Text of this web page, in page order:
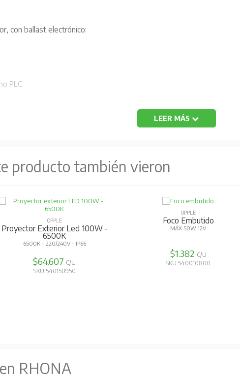
con ballast electrónico:
PLC.
acabado blanco, reflector de aluminio, sin vidrio.
LEER MÁS
producto también vieron
Exterior Led 100W -
6500K
6500K - 220/240V - IP66
$64.607C/U
SKU 540150950
Foco Embutido
MÁX 50W 12V
$1.382C/U
SKU 540010800
RHONA